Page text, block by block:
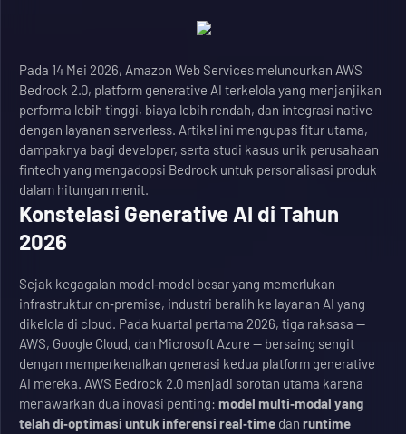
Pada 14 Mei 2026, Amazon Web Services meluncurkan AWS
Bedrock 2.0, platform generative AI terkelola yang menjanjikan
performa lebih tinggi, biaya lebih rendah, dan integrasi native
dengan layanan serverless. Artikel ini mengupas fitur utama,
dampaknya bagi developer, serta studi kasus unik perusahaan
fintech yang mengadopsi Bedrock untuk personalisasi produk
dalam hitungan menit.
Konstelasi Generative AI di Tahun
2026
Sejak kegagalan model‑model besar yang memerlukan
infrastruktur on‑premise, industri beralih ke layanan AI yang
dikelola di cloud. Pada kuartal pertama 2026, tiga raksasa —
AWS, Google Cloud, dan Microsoft Azure — bersaing sengit
dengan memperkenalkan generasi kedua platform generative
AI mereka. AWS Bedrock 2.0 menjadi sorotan utama karena
menawarkan dua inovasi penting: model multi‑modal yang
telah di‑optimasi untuk inferensi real‑time dan runtime